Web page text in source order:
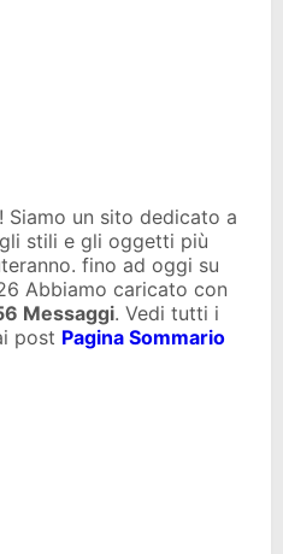
Siamo un sito dedicato a
stili e gli oggetti più
fino ad oggi su
Abbiamo caricato con
Messaggi. Vedi tutti i
post Pagina Sommario